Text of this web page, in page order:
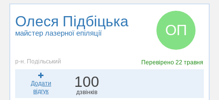
Олеся Підбіцька
майстер лазерної епіляції ОП
р-н. Подільський Перевірено22 травня
Додати
відгук
100
дзвінків